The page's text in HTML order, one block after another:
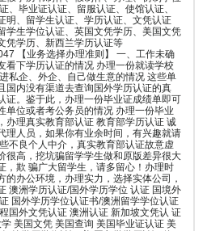
、毕业证认证、留服认证、使馆认证、
明、留学生认证、学历认证、文凭认证
学生学位认证、英国文凭学历、美国文凭
凭学历、新西兰学历认证等
【业务选择办理准则】 一、工作未确
看下学历认证的情况 办理一份就读学校
私企、外企、自己做生意的情况 这些单
国内没有渠道去查询国外学历认证的真
证。鉴于此，办理一份毕业证成绩单即可
单位或者考公务员的情况 办理一份毕业
办理真实教育部认证 教育部学历认证 诚
理人员，如果你有业余时间，有兴趣就请
不良个人中介，真实教育部认证故意虚
很高，挖坑骗留学学生做和原版差异很大
，欺 骗广大留学生，请多留心！办理时
办公环境，办理实力，选择实体公司，
澳洲学历认证/国外学历学位 认证 国境外
国外学历学位认证书/澳洲留学学位认证
国外文凭认证 澳洲认证 新加坡文凭认 证
美国文凭 美国查询 美国毕业证认证 美